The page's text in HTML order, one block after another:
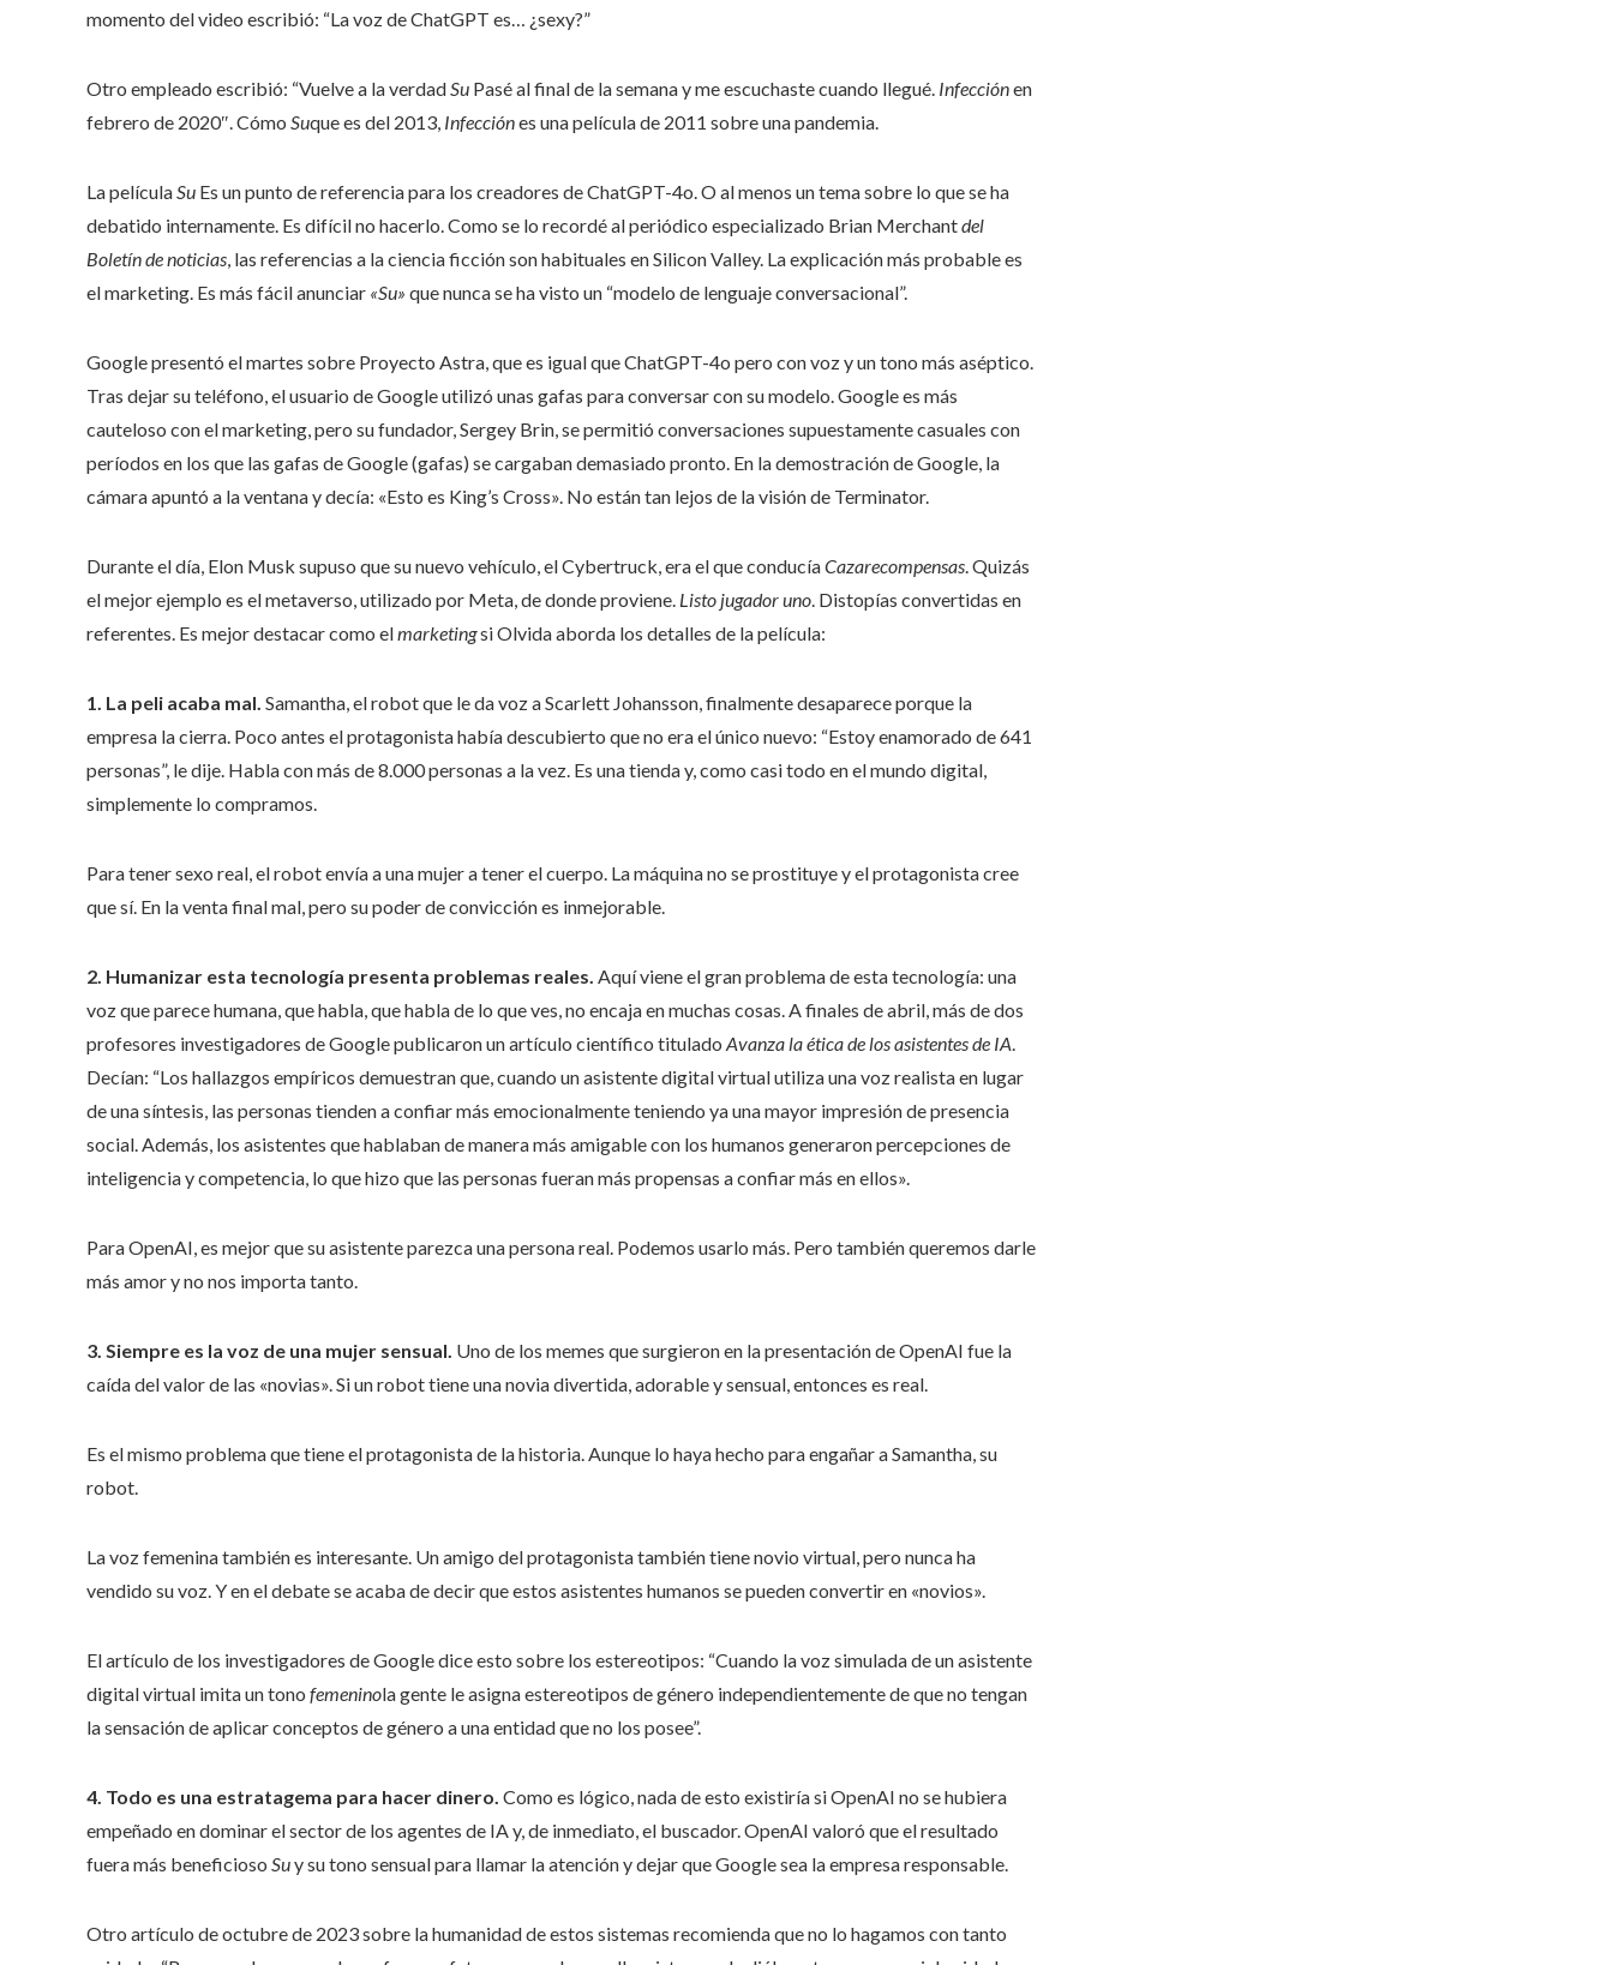
momento del video escribió: “La voz de ChatGPT es… ¿sexy?”
Otro empleado escribió: “Vuelve a la verdadSu Pasé al final de la semana y me escuchaste cuando llegué. Infecciónen
febrero de 2020″. Cómo Suque es del 2013, Infecciónes una película de 2011 sobre una pandemia.
La películaSu Es un punto de referencia para los creadores de ChatGPT-4o. O al menos un tema sobre lo que se ha
debatido internamente. Es difícil no hacerlo. Como se lo recordé al periódico especializado Brian Merchantdel
Boletín de noticias, las referencias a la ciencia ficción son habituales en Silicon Valley. La explicación más probable es
el marketing. Es más fácil anunciar «Su» que nunca se ha visto un “modelo de lenguaje conversacional”.
Google presentó el martes sobre Proyecto Astra, que es igual que ChatGPT-4o pero con voz y un tono más aséptico.
Tras dejar su teléfono, el usuario de Google utilizó unas gafas para conversar con su modelo. Google es más
cauteloso con el marketing, pero su fundador, Sergey Brin, se permitió conversaciones supuestamente casuales con
períodos en los que las gafas de Google (gafas) se cargaban demasiado pronto. En la demostración de Google, la
cámara apuntó a la ventana y decía: «Esto es King’s Cross». No están tan lejos de la visión de Terminator.
Durante el día, Elon Musk supuso que su nuevo vehículo, el Cybertruck, era el que conducíaCazarecompensas. Quizás
el mejor ejemplo es el metaverso, utilizado por Meta, de donde proviene. Listo jugador uno. Distopías convertidas en
referentes. Es mejor destacar como elmarketingsi Olvida aborda los detalles de la película:
1. La peli acaba mal. Samantha, el robot que le da voz a Scarlett Johansson, finalmente desaparece porque la
empresa la cierra. Poco antes el protagonista había descubierto que no era el único nuevo: “Estoy enamorado de 641
personas”, le dije. Habla con más de 8.000 personas a la vez. Es una tienda y, como casi todo en el mundo digital,
simplemente lo compramos.
Para tener sexo real, el robot envía a una mujer a tener el cuerpo. La máquina no se prostituye y el protagonista cree
que sí. En la venta final mal, pero su poder de convicción es inmejorable.
2. Humanizar esta tecnología presenta problemas reales. Aquí viene el gran problema de esta tecnología: una
voz que parece humana, que habla, que habla de lo que ves, no encaja en muchas cosas. A finales de abril, más de dos
profesores investigadores de Google publicaron un artículo científico titulado Avanza la ética de los asistentes de IA.
Decían: “Los hallazgos empíricos demuestran que, cuando un asistente digital virtual utiliza una voz realista en lugar
de una síntesis, las personas tienden a confiar más emocionalmente teniendo ya una mayor impresión de presencia
social. Además, los asistentes que hablaban de manera más amigable con los humanos generaron percepciones de
inteligencia y competencia, lo que hizo que las personas fueran más propensas a confiar más en ellos».
Para OpenAI, es mejor que su asistente parezca una persona real. Podemos usarlo más. Pero también queremos darle
más amor y no nos importa tanto.
3. Siempre es la voz de una mujer sensual. Uno de los memes que surgieron en la presentación de OpenAI fue la
caída del valor de las «novias». Si un robot tiene una novia divertida, adorable y sensual, entonces es real.
Es el mismo problema que tiene el protagonista de la historia. Aunque lo haya hecho para engañar a Samantha, su
robot.
La voz femenina también es interesante. Un amigo del protagonista también tiene novio virtual, pero nunca ha
vendido su voz. Y en el debate se acaba de decir que estos asistentes humanos se pueden convertir en «novios».
El artículo de los investigadores de Google dice esto sobre los estereotipos: “Cuando la voz simulada de un asistente
digital virtual imita un tono femeninola gente le asigna estereotipos de género independientemente de que no tengan
la sensación de aplicar conceptos de género a una entidad que no los posee”.
4. Todo es una estratagema para hacer dinero. Como es lógico, nada de esto existiría si OpenAI no se hubiera
empeñado en dominar el sector de los agentes de IA y, de inmediato, el buscador. OpenAI valoró que el resultado
fuera más beneficioso Suy su tono sensual para llamar la atención y dejar que Google sea la empresa responsable.
Otro artículo de octubre de 2023 sobre la humanidad de estos sistemas recomienda que no lo hagamos con tanto